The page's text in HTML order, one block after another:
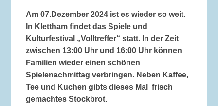
Am 07.Dezember 2024 ist es wieder so weit.
In Klettham findet das Spiele und
Kulturfestival „Volltreffer“ statt. In der Zeit
zwischen 13:00 Uhr und 16:00 Uhr können
Familien wieder einen schönen
Spielenachmittag verbringen. Neben Kaffee,
Tee und Kuchen gibts dieses Mal frisch
gemachtes Stockbrot.